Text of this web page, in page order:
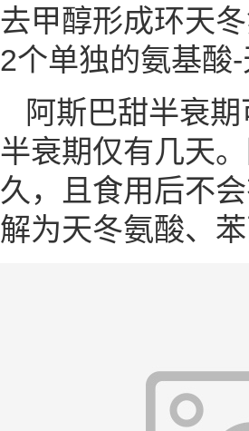
去甲醇形成环天
2个单独的氨基酸
阿斯巴甜半衰
半衰期仅有几天
久，且食用后不
解为天冬氨酸、